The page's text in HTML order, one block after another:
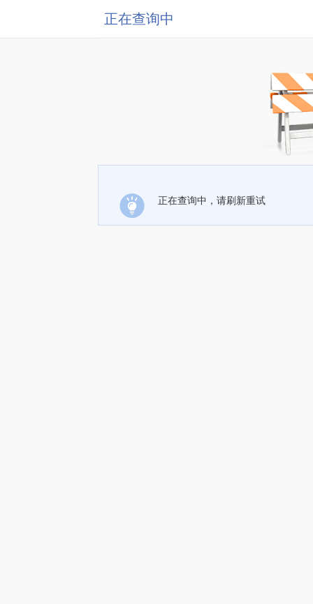
正在查询中
正在查询中，请刷新重试